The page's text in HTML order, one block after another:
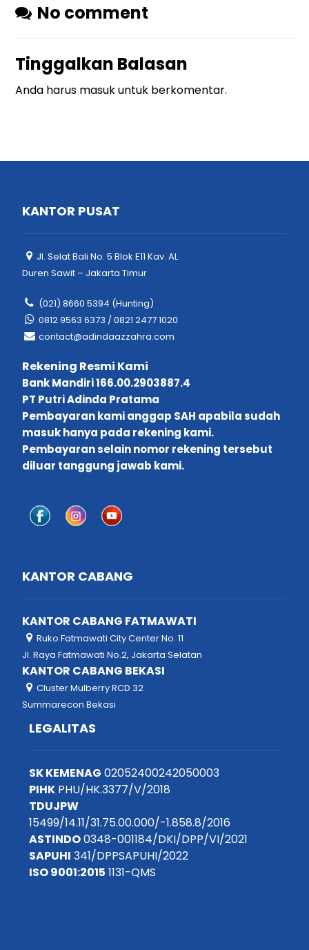
No comment
Tinggalkan Balasan
Anda harus masukuntuk berkomentar.
KANTOR PUSAT
Jl. Selat Bali No. 5 Blok E11 Kav. AL
Duren Sawit – Jakarta Timur
(021) 8660 5394 (Hunting)
0812 9563 6373 / 0821 2477 1020
contact@adindaazzahra.com
Rekening Resmi Kami
Bank Mandiri 166.00.2903887.4
PT Putri Adinda Pratama
Pembayaran kami anggap SAH apabila sudah
masuk hanya pada rekening kami.
Pembayaran selain nomor rekening tersebut
diluar tanggung jawab kami.
KANTOR CABANG
KANTOR CABANG FATMAWATI
Ruko Fatmawati City Center No. 11
Jl. Raya Fatmawati No.2, Jakarta Selatan
KANTOR CABANG BEKASI
Cluster Mulberry RCD 32
Summarecon Bekasi
LEGALITAS
SK KEMENAG 02052400242050003
PIHK PHU/HK.3377/V/2018
TDUJPW
15499/14.11/31.75.00.000/-1.858.8/2016
ASTINDO0348-001184/DKI/DPP/VI/2021
SAPUHI 341/DPPSAPUHI/2022
ISO 9001:2015 1131-QMS